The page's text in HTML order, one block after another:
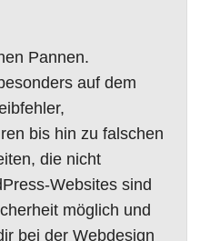
Pannen.
auf dem
bis hin zu falschen
die nicht
Websites sind
möglich und
bei der Webdesign